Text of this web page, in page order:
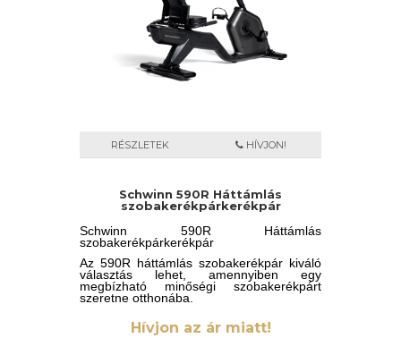
RÉSZLETEK HÍVJON!
Schwinn 590R Háttámlás
szobakerékpárkerékpár
Schwinn 590R Háttámlás
szobakerékpárkerékpár
Az 590R háttámlás szobakerékpár kiváló
választás lehet, amennyiben egy
megbízható minőségi szobakerékpárt
szeretne otthonába.
Az amerikai Schwinn 590R háttámlás
szobakerékpárja kulcs az
Hívjon az ár miatt!